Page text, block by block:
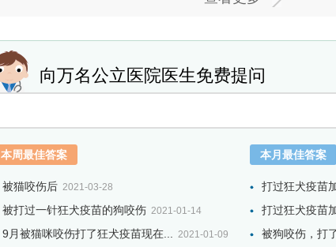
向万名公立医院医生免费提问
本周最佳答案
被猫咬伤后 2021-03-28
被打过一针狂犬疫苗的狗咬伤 2021-01-14
9月被猫咪咬伤打了狂犬疫苗现在... 2021-01-09
本月最佳答案
打过狂犬疫苗
打过狂犬疫苗
被狗咬伤，打